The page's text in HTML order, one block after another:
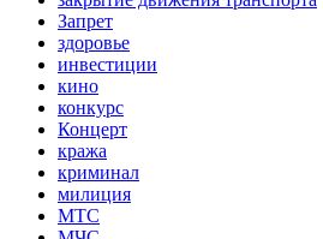
Запрет
здоровье
инвестиции
кино
конкурс
Концерт
кража
криминал
милиция
МТС